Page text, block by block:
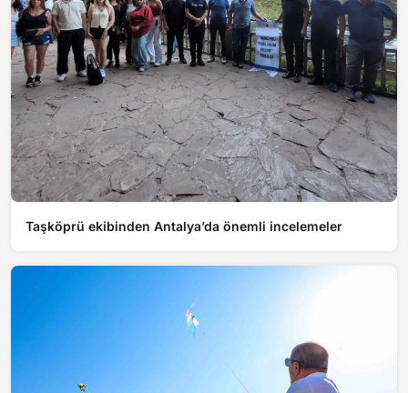
Taşköprü ekibinden Antalya’da önemli incelemeler